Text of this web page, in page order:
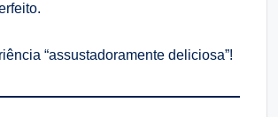
“assustadoramente deliciosa”!